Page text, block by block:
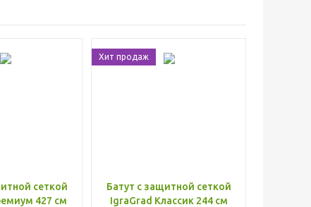
сеткой
427 см
Хит продаж
Батут с защитной сеткой
IgraGrad Классик 244 см